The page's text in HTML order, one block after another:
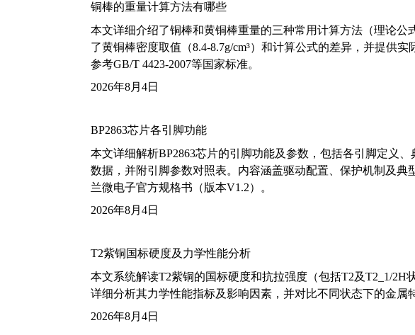
铜棒的重量计算方法有哪些
本文详细介绍了铜棒和黄铜棒重量的三种常用计算方法（理论公
了黄铜棒密度取值（8.4-8.7g/cm³）和计算公式的差异，并提供
参考GB/T 4423-2007等国家标准。
2026年8月4日
BP2863芯片各引脚功能
本文详细解析BP2863芯片的引脚功能及参数，包括各引脚定义
数据，并附引脚参数对照表。内容涵盖驱动配置、保护机制及典
兰微电子官方规格书（版本V1.2）。
2026年8月4日
T2紫铜国标硬度及力学性能分析
本文系统解读T2紫铜的国标硬度和抗拉强度（包括T2及T2_1/2H
详细分析其力学性能指标及影响因素，并对比不同状态下的金属
2026年8月4日